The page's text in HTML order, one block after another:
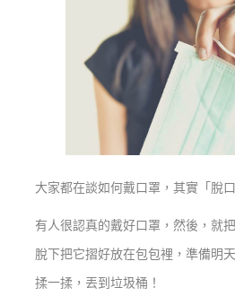
大家都在談如何戴口罩，其實「脫
有人很認真的戴好口罩，然後，就
脫下把它摺好放在包包裡，準備明
揉一揉，丟到垃圾桶！